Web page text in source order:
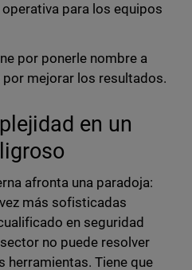
para los equipos
por ponerle nombre a
por mejorar los resultados.
en un
afronta una paradoja:
más sofisticadas
en seguridad
no puede resolver
herramientas. Tiene que